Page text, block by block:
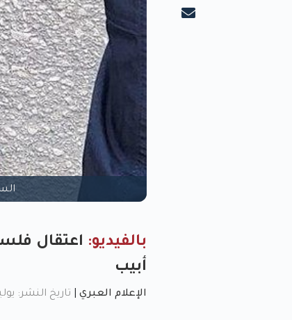
بالفيديو: اعتقال
أبيب
الإعلام العبري تاريخ النشر: يوليو 3, 2023,